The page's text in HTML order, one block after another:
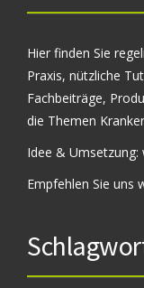
Hier finden Sie
Praxis, nützliche
Fachbeiträge,
die Themen
Idee & Umsetzung:
Empfehlen Sie uns